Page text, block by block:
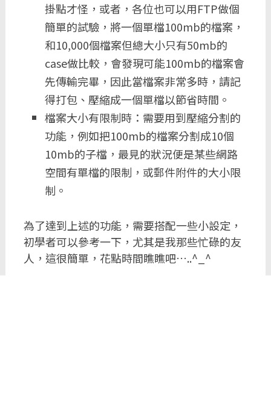
掛點才怪，或者，各位也可以用FTP做個
簡單的試驗，將一個單檔100mb的檔案，
和10,000個檔案但總大小只有50mb的
case做比較，會發現可能100mb的檔案會
先傳輸完畢，因此當檔案非常多時，請記
得打包、壓縮成一個單檔以節省時間。
檔案大小有限制時：需要用到壓縮分割的
功能，例如把100mb的檔案分割成10個
10mb的子檔，最見的狀況便是某些網路
空間有單檔的限制，或郵件附件的大小限
制。
為了達到上述的功能，需要搭配一些小設定，
初學者可以參考一下，尤其是我那些忙碌的友
人，這很簡單，花點時間瞧瞧吧…..^_^